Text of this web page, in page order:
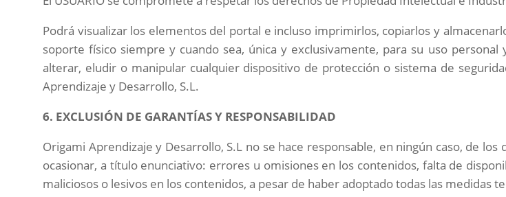
Podrá visualizar los elementos del portal e incluso imprimirlos, copiarlos y
soporte físico siempre y cuando sea, única y exclusivamente, para su uso
alterar, eludir o manipular cualquier dispositivo de protección o sistema de
Aprendizaje y Desarrollo, S.L.
6. EXCLUSIÓN DE GARANTÍAS Y RESPONSABILIDAD
Origami Aprendizaje y Desarrollo, S.L no se hace responsable, en ningún caso, de
ocasionar, a título enunciativo: errores u omisiones en los contenidos, falta de
maliciosos o lesivos en los contenidos, a pesar de haber adoptado todas las medidas